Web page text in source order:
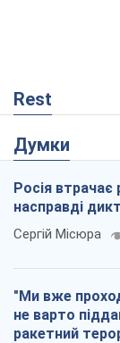
Rest
Думки
Росія втрачає
насправді
Сергій Місюра
"Ми вже
не варто
ракетний